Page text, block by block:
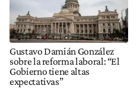
Gustavo Damián González
sobre la reforma laboral: “El
Gobierno tiene altas
expectativas”